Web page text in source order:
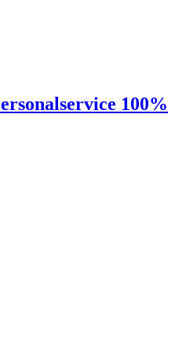
100%